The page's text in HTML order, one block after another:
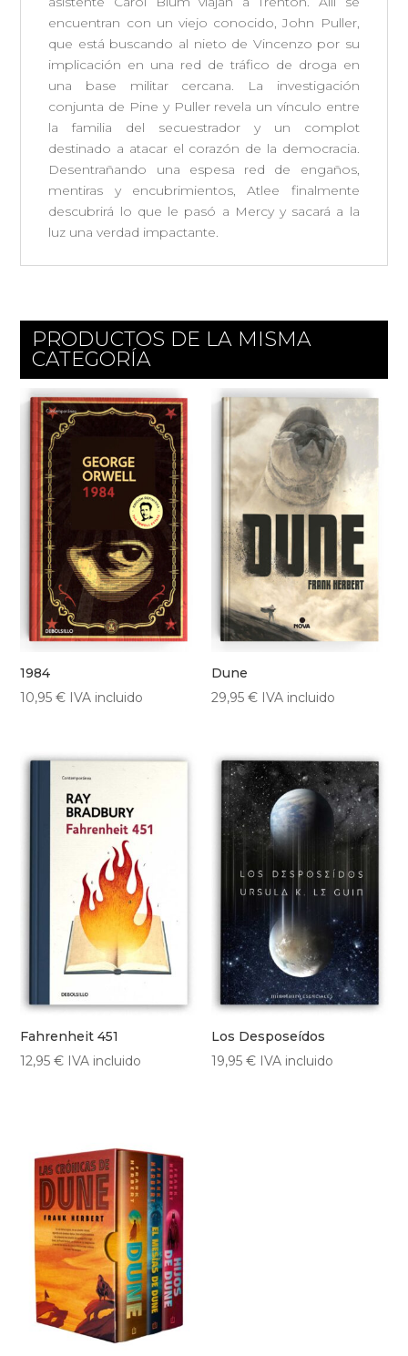
encuentran con un viejo conocido, John Puller,
que está buscando al nieto de Vincenzo por su
implicación en una red de tráfico de droga en
una base militar cercana. La investigación
conjunta de Pine y Puller revela un vínculo entre
la familia del secuestrador y un complot
destinado a atacar el corazón de la democracia.
Desentrañando una espesa red de engaños,
mentiras y encubrimientos, Atlee finalmente
descubrirá lo que le pasó a Mercy y sacará a la
luz una verdad impactante.
PRODUCTOS DE LA MISMA
CATEGORÍA
1984
10,95€ IVA incluido
Dune
29,95€ IVA incluido
Fahrenheit 451
12,95€ IVA incluido
Los Desposeídos
19,95€ IVA incluido